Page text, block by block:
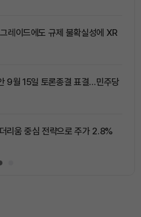
레이드에도 규제 불확실성에 XR
9월 15일 토론종결 표결…민주당
리움 중심 전략으로 주가 2.8%